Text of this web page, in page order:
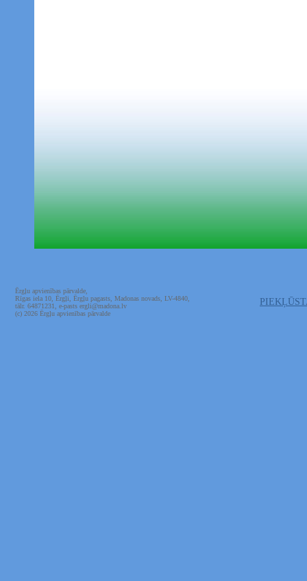
Ērgļu apvienības pārvalde,
Rīgas iela 10, Ērgļi, Ērgļu pagasts, Madonas novads, LV-4840,
tālr. 64871231, e-pasts ergli@madona.lv
(c) 2026 Ērgļu apvienības pārvalde